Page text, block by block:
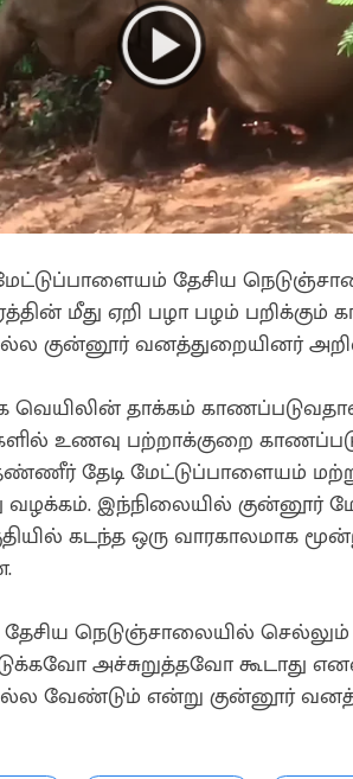
தேசிய
மீது ஏறி பழா பழம் பறிக்கும்
குன்னூர் வனத்துறையினர்
வெயிலின் தாக்கம்
உணவு பற்றாக்குறை
தேடி மேட்டுப்பாளையம்
இந்நிலையில் குன்னூர்
கடந்த ஒரு வாரகாலமாக
நெடுஞ்சாலையில் செல்லும்
அச்சுறுத்தவோ கூடாது
வேண்டும் என்று குன்னூர்